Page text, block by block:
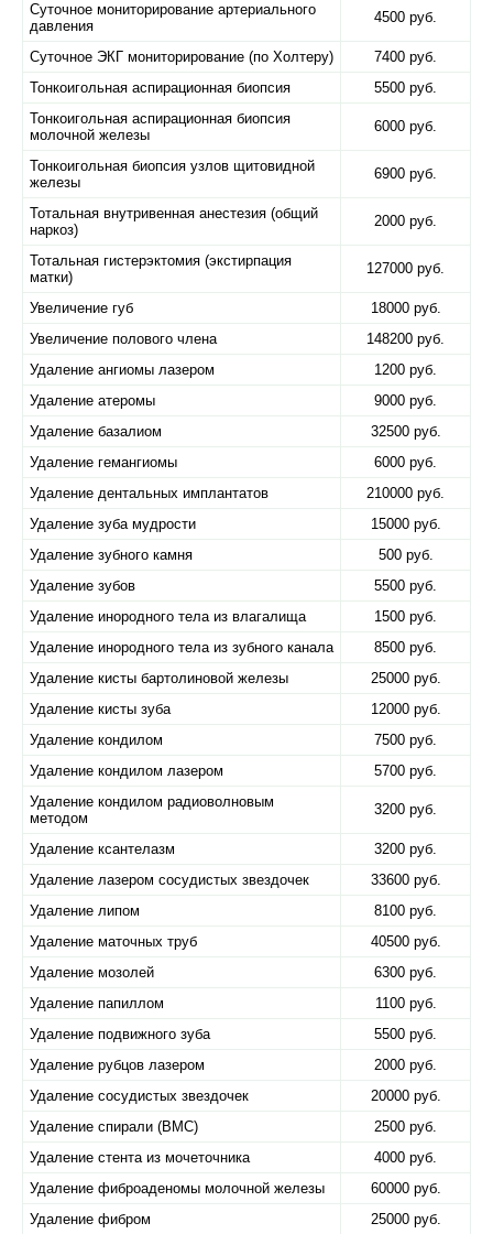
Суточное мониторирование артериального
давления
4500 руб.
Суточное ЭКГ мониторирование (по Холтеру)
7400 руб.
Тонкоигольная аспирационная биопсия
5500 руб.
Тонкоигольная аспирационная биопсия
молочной железы
6000 руб.
Тонкоигольная биопсия узлов щитовидной
железы
6900 руб.
Тотальная внутривенная анестезия (общий
наркоз)
2000 руб.
Тотальная гистерэктомия (экстирпация
матки)
127000 руб.
Увеличение губ
18000 руб.
Увеличение полового члена
148200 руб.
Удаление ангиомы лазером
1200 руб.
Удаление атеромы
9000 руб.
Удаление базалиом
32500 руб.
Удаление гемангиомы
6000 руб.
Удаление дентальных имплантатов
210000 руб.
Удаление зуба мудрости
15000 руб.
Удаление зубного камня
500 руб.
Удаление зубов
5500 руб.
Удаление инородного тела из влагалища
1500 руб.
Удаление инородного тела из зубного канала
8500 руб.
Удаление кисты бартолиновой железы
25000 руб.
Удаление кисты зуба
12000 руб.
Удаление кондилом
7500 руб.
Удаление кондилом лазером
5700 руб.
Удаление кондилом радиоволновым
методом
3200 руб.
Удаление ксантелазм
3200 руб.
Удаление лазером сосудистых звездочек
33600 руб.
Удаление липом
8100 руб.
Удаление маточных труб
40500 руб.
Удаление мозолей
6300 руб.
Удаление папиллом
1100 руб.
Удаление подвижного зуба
5500 руб.
Удаление рубцов лазером
2000 руб.
Удаление сосудистых звездочек
20000 руб.
Удаление спирали (ВМС)
2500 руб.
Удаление стента из мочеточника
4000 руб.
Удаление фиброаденомы молочной железы
60000 руб.
Удаление фибром
25000 руб.